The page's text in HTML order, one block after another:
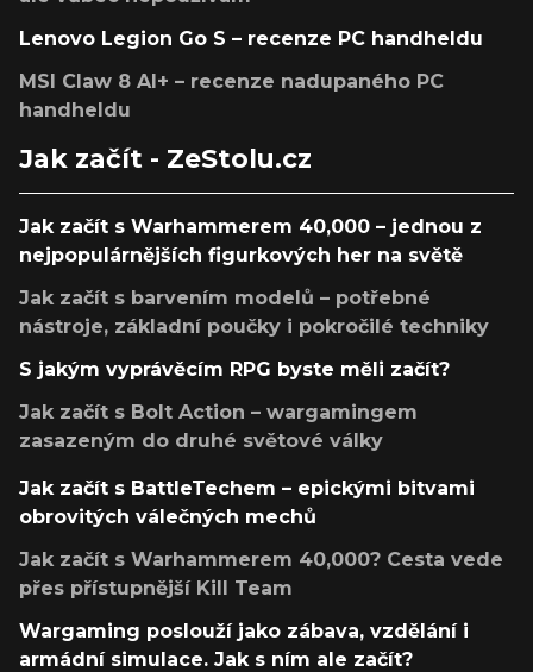
Lenovo Legion Go S – recenze PC handheldu
MSI Claw 8 AI+ – recenze nadupaného PC
handheldu
Jak začít - ZeStolu.cz
Jak začít s Warhammerem 40,000 – jednou z
nejpopulárnějších figurkových her na světě
Jak začít s barvením modelů – potřebné
nástroje, základní poučky i pokročilé techniky
S jakým vyprávěcím RPG byste měli začít?
Jak začít s Bolt Action – wargamingem
zasazeným do druhé světové války
Jak začít s BattleTechem – epickými bitvami
obrovitých válečných mechů
Jak začít s Warhammerem 40,000? Cesta vede
přes přístupnější Kill Team
Wargaming poslouží jako zábava, vzdělání i
armádní simulace. Jak s ním ale začít?